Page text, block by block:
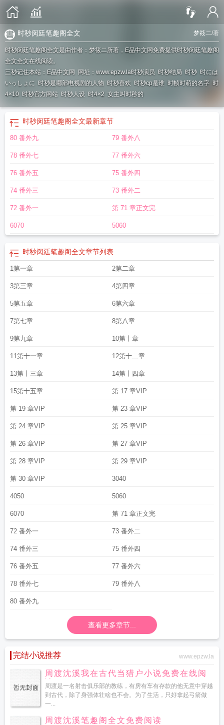
梦筱二/著
时秒闵廷笔趣阁全文
时秒闵廷笔趣阁全文是由作者：梦筱二所著，E品中文网免费提供时秒闵廷笔趣阁
全文全文在线阅读。
三秒记住本站：E品中文网 网址：www.epzw.la时秒演员 时秒结局 时秒 时には
いっしょに 时秒是哪部电视剧的人物 时秒喜欢 时秒cp是谁 时帧时萌的名字 时
4×10 时秒官方网站 时秒人设 时4×2 女主叫时秒的
时秒闵廷笔趣阁全文最新章节
80 番外九 79 番外八
78 番外七 77 番外六
76 番外五 75 番外四
74 番外三 73 番外二
72 番外一 第 71 章正文完
6070 5060
时秒闵廷笔趣阁全文章节列表
1第一章 2第二章
3第三章 4第四章
5第五章 6第六章
7第七章 8第八章
9第九章 10第十章
11第十一章 12第十二章
13第十三章 14第十四章
15第十五章 第 17 章VIP
第 19 章VIP 第 23 章VIP
第 24 章VIP 第 25 章VIP
第 26 章VIP 第 27 章VIP
第 28 章VIP 第 29 章VIP
第 30 章VIP 3040
4050 5060
6070 第 71 章正文完
72 番外一 73 番外二
74 番外三 75 番外四
76 番外五 77 番外六
78 番外七 79 番外八
80 番外九
查看更多章节...
完结小说推荐 www.epzw.la
周渡沈溪我在古代当猎户小说免费在线阅
读
周渡是一名射击俱乐部的教练，有房有车有存款的他无意中穿越
到古代，除了身强体壮啥也不会。为了生活，只好拿起弓箭做
一...
周渡沈溪笔趣阁全文免费阅读